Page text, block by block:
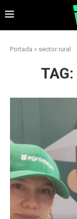
Portada » sector rural
TAG: